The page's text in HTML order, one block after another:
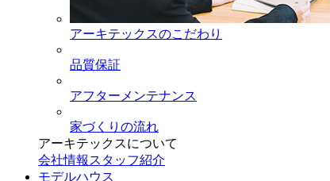
アーキテックスのこだわり
品質保証
アフターメンテナンス
家づくりの流れ
アーキテックスについて
会社情報 スタッフ紹介
モデルハウス